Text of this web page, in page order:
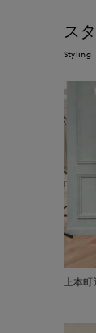
ス
Styling
上本